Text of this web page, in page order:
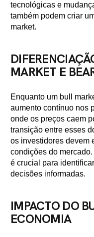
tecnológicas e
também podem criar
market.
MARKET E
Enquanto um bull
aumento contínuo nos
onde os preços caem
transição entre esses
os investidores devem
condições do
é crucial para
decisões informadas.
IMPACTO DO
ECONOMIA